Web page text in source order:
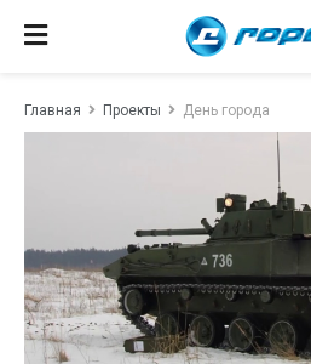
Главная Проекты День города